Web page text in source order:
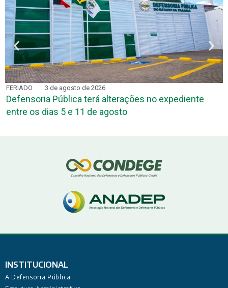
FERIADO 3 de agosto de 2026
Defensoria Pública terá alterações no expediente
entre os dias 5 e 11 de agosto
INSTITUCIONAL
A Defensoria Pública